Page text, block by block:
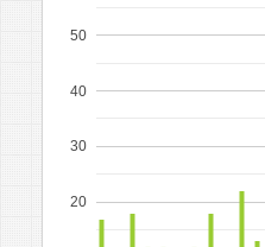
20
30
40
50